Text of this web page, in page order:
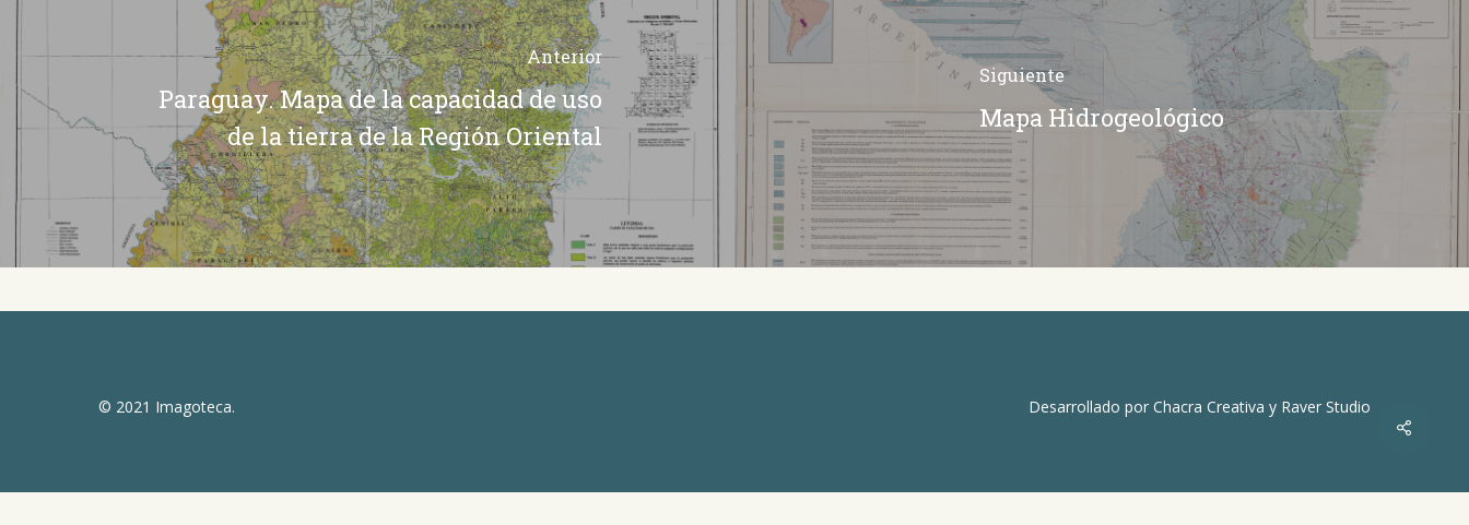
Anterior
Paraguay. Mapa de la capacidad de uso
de la tierra de la Región Oriental
Siguiente
Mapa Hidrogeológico
© 2021 Imagoteca. Desarrollado por Chacra Creativa y Raver Studio